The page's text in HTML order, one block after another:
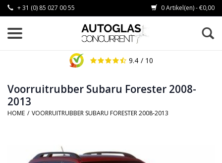
+ 31 (0) 85 027 00 55 0 Artikel(en) - €0,00
9.4 / 10
Voorruitrubber Subaru Forester 2008-
2013
HOME / VOORRUITRUBBER SUBARU FORESTER 2008-2013